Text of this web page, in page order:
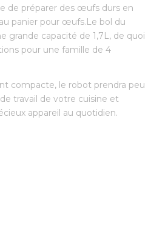
de préparer des œufs durs en
panier pour œufs.Le bol du
grande capacité de 1,7L, de quoi
pour une famille de 4
compacte, le robot prendra peu
travail de votre cuisine et
appareil au quotidien.